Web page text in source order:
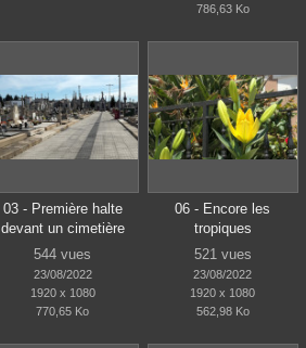
786,63 Ko
03 - Première halte
devant un cimetière
544 vues
23/08/2022
1920 x 1080
770,65 Ko
06 - Encore les
tropiques
521 vues
23/08/2022
1920 x 1080
562,98 Ko